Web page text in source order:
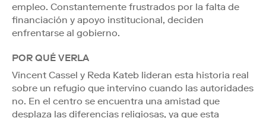
empleo. Constantemente frustrados por la falta de
financiación y apoyo institucional, deciden
enfrentarse al gobierno.
POR QUÉ VERLA
Vincent Cassel y Reda Kateb lideran esta historia real
sobre un refugio que intervino cuando las autoridades
no. En el centro se encuentra una amistad que
desplaza las diferencias religiosas, ya que esta